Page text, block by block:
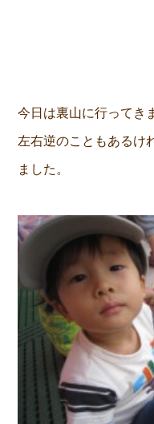
今日は裏山に行ってき
左右逆のこともあるけ
ました。